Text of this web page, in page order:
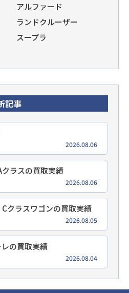
アルファード
ランドクルーザー
スープラ
記事
2026.08.06
クラスの買取実績
2026.08.06
クラスワゴンの買取実績
2026.08.05
の買取実績
2026.08.04